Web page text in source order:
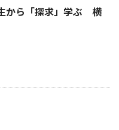
から「探求」学ぶ 横